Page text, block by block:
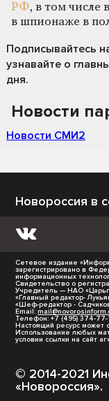
РФ, в том числе
в шпионаже в
Подписывайтесь
узнавайте о
дня.
Новости
Новости СМИ2
Новороссия в
Сетевое издание
зарегистрировано в
информационных
Свидетельство о
Учредитель — НАО
«Главный редактор-
«Шеф-редактор -
Email:
Телефон: +7 (495) 374-77-
Настоящий ресурс может
Использование любых
условии ссылки на сайт
© 2014-2021
«Новороссия».